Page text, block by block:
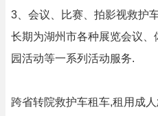
3、会议、比赛、拍影视救护
长期为湖州市各种展览会议
园活动等一系列活动服务.
跨省转院救护车租车,租用成